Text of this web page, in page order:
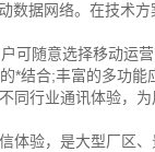
数据网络。在技术
可随意选择移动运
结合;丰富的多功能
行业通讯体验，为
体验，是大型厂区、